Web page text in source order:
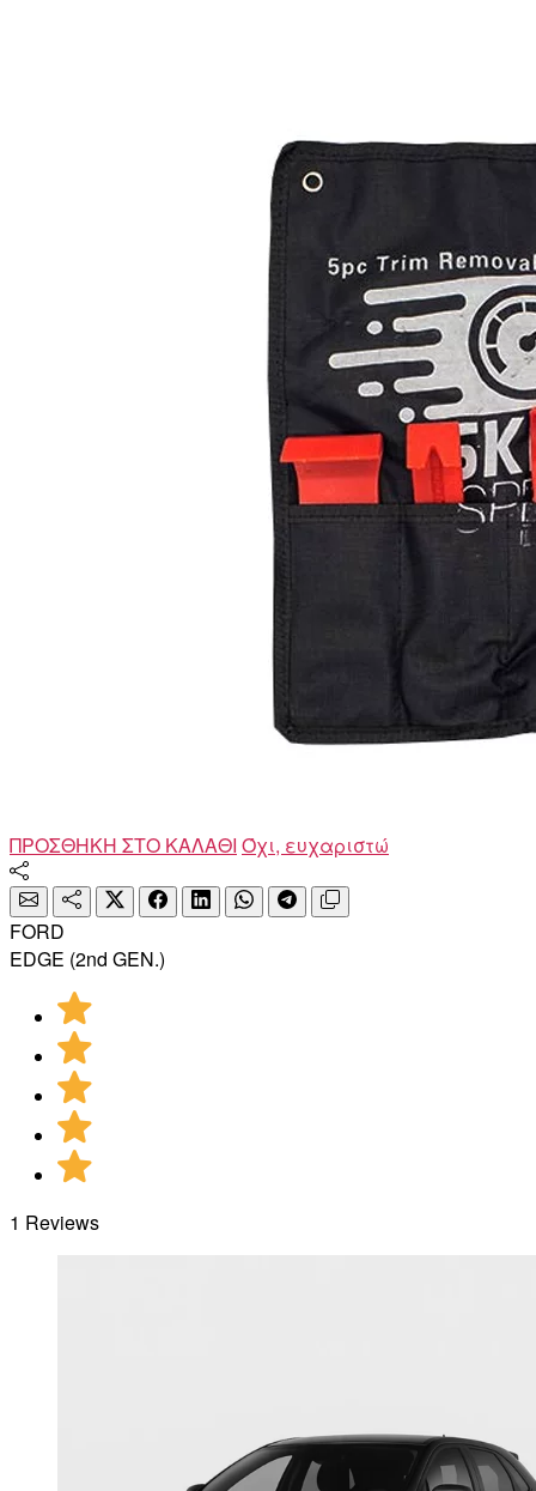
ΠΡΟΣΘΗΚΗ ΣΤΟ ΚΑΛΑΘΙ Όχι, ευχαριστώ
FORD
EDGE (2nd GEN.)
1 Reviews